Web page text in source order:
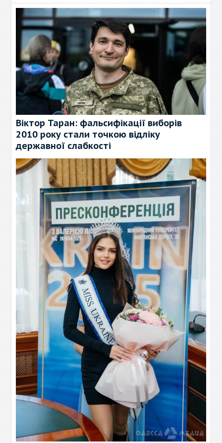
Віктор Таран: фальсифікації виборів
2010 року стали точкою відліку
державної слабкості